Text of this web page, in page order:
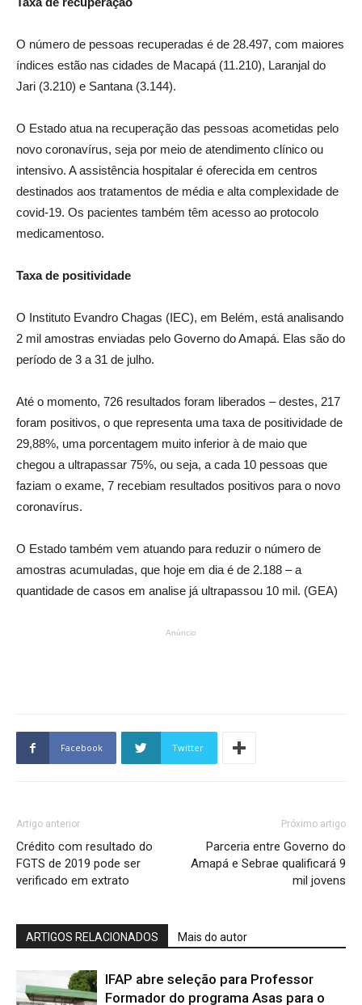
O número de pessoas recuperadas é de 28.497, com maiores
índices estão nas cidades de Macapá (11.210), Laranjal do
Jari (3.210) e Santana (3.144).
O Estado atua na recuperação das pessoas acometidas pelo
novo coronavírus, seja por meio de atendimento clínico ou
intensivo. A assistência hospitalar é oferecida em centros
destinados aos tratamentos de média e alta complexidade de
covid-19. Os pacientes também têm acesso ao protocolo
medicamentoso.
Taxa de positividade
O Instituto Evandro Chagas (IEC), em Belém, está analisando
2 mil amostras enviadas pelo Governo do Amapá. Elas são do
período de 3 a 31 de julho.
Até o momento, 726 resultados foram liberados – destes, 217
foram positivos, o que representa uma taxa de positividade de
29,88%, uma porcentagem muito inferior à de maio que
chegou a ultrapassar 75%, ou seja, a cada 10 pessoas que
faziam o exame, 7 recebiam resultados positivos para o novo
coronavírus.
O Estado também vem atuando para reduzir o número de
amostras acumuladas, que hoje em dia é de 2.188 – a
quantidade de casos em analise já ultrapassou 10 mil. (GEA)
Anúncio
Facebook Twitter
Artigo anterior
Crédito com resultado do
FGTS de 2019 pode ser
verificado em extrato
Próximo artigo
Parceria entre Governo do
Amapá e Sebrae qualificará 9
mil jovens
ARTIGOS RELACIONADOS Mais do autor
IFAP abre seleção para Professor
Formador do programa Asas para o